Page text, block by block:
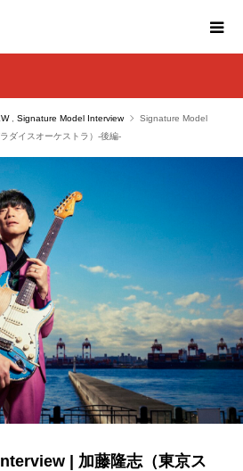
Signature Model Interview
Signature Model
ダイスオーケストラ）-後編-
| 加藤隆志（東京ス